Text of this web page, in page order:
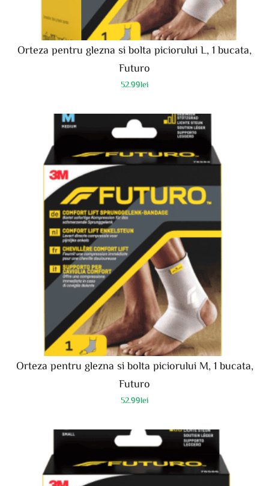
Orteza pentru glezna si bolta piciorului L, 1 bucata,
Futuro
52.99lei
Orteza pentru glezna si bolta piciorului M, 1 bucata,
Futuro
52.99lei